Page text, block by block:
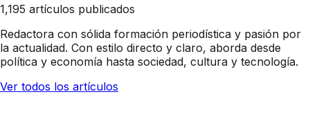
1,195 artículos publicados
Redactora con sólida formación periodística y pasión por
la actualidad. Con estilo directo y claro, aborda desde
política y economía hasta sociedad, cultura y tecnología.
Ver todos los artículos